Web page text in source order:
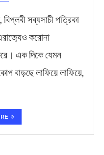
সব্যসাচী পত্রিকা
করোনা
এক দিকে যেমন
বাড়ছে লাফিয়ে লাফিয়ে,